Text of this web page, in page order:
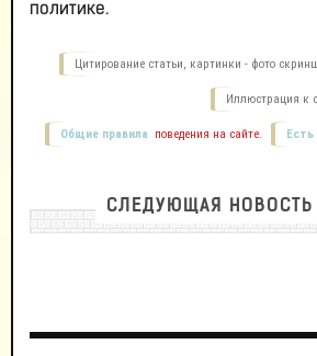
политике.
Цитирование статьи, картинки - фото
Иллюстрация к
Есть
Общие правила поведения на сайте.
СЛЕДУЮЩАЯ НОВОСТЬ